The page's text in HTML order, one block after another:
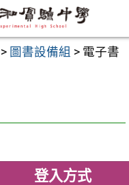
> 圖書設備組 > 電子書
登入方式